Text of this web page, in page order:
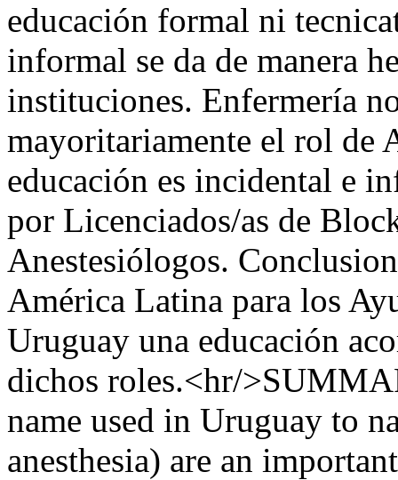
educación formal ni
informal se da de manera
instituciones. Enfermería
mayoritariamente el rol de
educación es incidental e
por Licenciados/as de
Anestesiólogos.
América Latina para los
Uruguay una educación
dichos roles.<hr/
name used in Uruguay to
anesthesia) are an